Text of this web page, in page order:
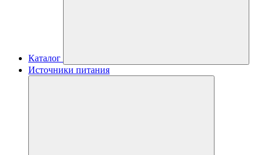
Каталог
Источники питания